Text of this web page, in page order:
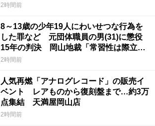
2時間前
8～13歳の少年19人にわいせつな行為を
した罪など 元団体職員の男(31)に懲役
15年の判決 岡山地裁「常習性は際立っ
ていて被害結果も非常に重い」
2時間前
人気再燃「アナログレコード」の販売イ
ベント レアものから復刻盤まで…約3万
点集結 天満屋岡山店
2時間前